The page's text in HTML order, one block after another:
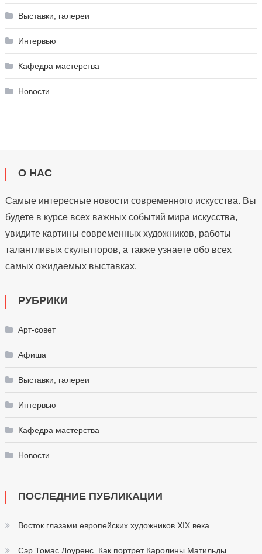
Выставки, галереи
Интервью
Кафедра мастерства
Новости
О НАС
Самые интересные новости современного искусства. Вы
будете в курсе всех важных событий мира искусства,
увидите картины современных художников, работы
талантливых скульпторов, а также узнаете обо всех
самых ожидаемых выставках.
РУБРИКИ
Арт-совет
Афиша
Выставки, галереи
Интервью
Кафедра мастерства
Новости
ПОСЛЕДНИЕ ПУБЛИКАЦИИ
Восток глазами европейских художников XIX века
Сэр Томас Лоуренс. Как портрет Каролины Матильды